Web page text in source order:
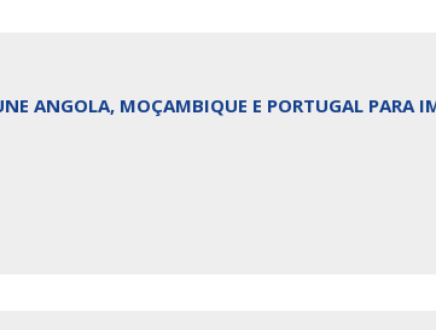
ANGOLA, MOÇAMBIQUE E PORTUGAL PARA